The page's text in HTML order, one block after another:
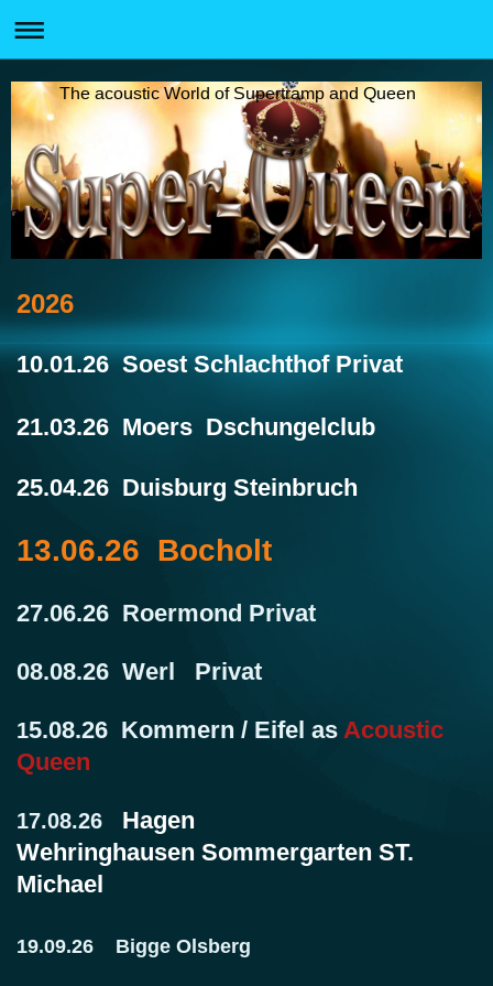
The acoustic World of Supertramp and Queen
2026
10.01.26 Soest Schlachthof Privat
21.03.26 Moers Dschungelclub
25.04.26 Duisburg Steinbruch
13.06.26 Bocholt
27.06.26 Roermond Privat
08.08.26 Werl Privat
15.08.26 Kommern / Eifel as Acoustic
Queen
17.08.26 Hagen
Wehringhausen Sommergarten ST.
Michael
19.09.26 Bigge Olsberg